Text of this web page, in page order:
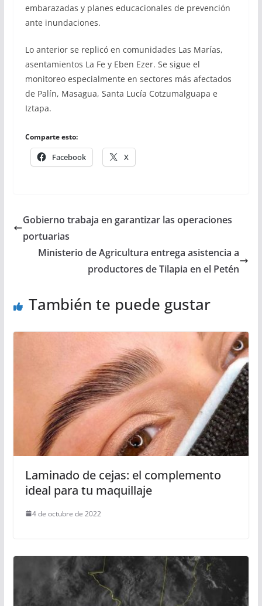
embarazadas y planes educacionales de prevención
ante inundaciones.
Lo anterior se replicó en comunidades Las Marías,
asentamientos La Fe y Eben Ezer. Se sigue el
monitoreo especialmente en sectores más afectados
de Palín, Masagua, Santa Lucía Cotzumalguapa e
Iztapa.
Comparte esto:
Facebook X
Gobierno trabaja en garantizar las operaciones
portuarias
Ministerio de Agricultura entrega asistencia a
productores de Tilapia en el Petén
También te puede gustar
Laminado de cejas: el complemento
ideal para tu maquillaje
4 de octubre de 2022